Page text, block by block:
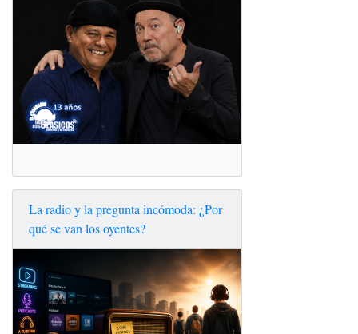
La radio y la pregunta incómoda: ¿Por
qué se van los oyentes?